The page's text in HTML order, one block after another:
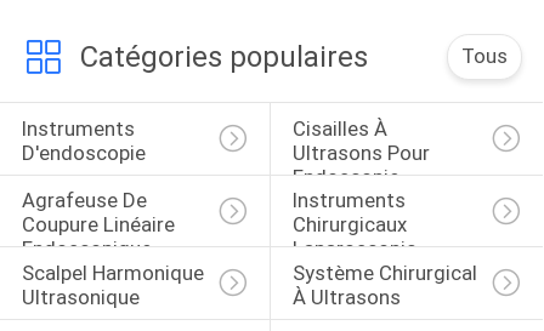
Catégories populaires Tous
Instruments
D'endoscopie
Cisailles À
Ultrasons Pour
Endoscopie
Agrafeuse De
Coupure Linéaire
Endoscopique
Instruments
Chirurgicaux
Laparoscopic
Scalpel Harmonique
Ultrasonique
Système Chirurgical
À Ultrasons